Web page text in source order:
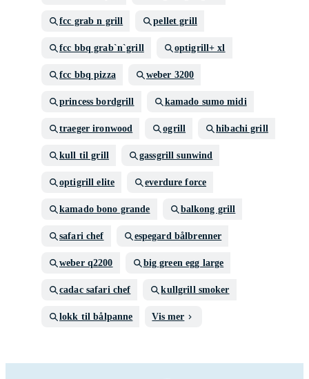
fcc grab n grill pellet grill
fcc bbq grab`n`grill optigrill+ xl
fcc bbq pizza weber 3200
princess bordgrill kamado sumo midi
traeger ironwood ogrill hibachi grill
kull til grill gassgrill sunwind
optigrill elite everdure force
kamado bono grande balkong grill
safari chef espegard bålbrenner
weber q2200 big green egg large
cadac safari chef kullgrill smoker
lokk til bålpanne Vis mer